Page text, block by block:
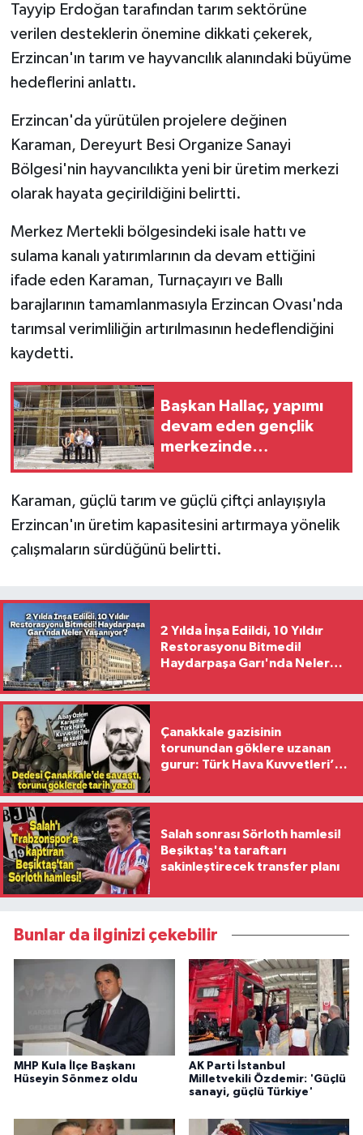
Tayyip Erdoğan tarafından tarım sektörüne
verilen desteklerin önemine dikkati çekerek,
Erzincan'ın tarım ve hayvancılık alanındaki büyüme
hedeflerini anlattı.
Erzincan'da yürütülen projelere değinen
Karaman, Dereyurt Besi Organize Sanayi
Bölgesi'nin hayvancılıkta yeni bir üretim merkezi
olarak hayata geçirildiğini belirtti.
Merkez Mertekli bölgesindeki isale hattı ve
sulama kanalı yatırımlarının da devam ettiğini
ifade eden Karaman, Turnaçayırı ve Ballı
barajlarının tamamlanmasıyla Erzincan Ovası'nda
tarımsal verimliliğin artırılmasının hedeflendiğini
kaydetti.
Başkan Hallaç, yapımı
devam eden gençlik
merkezinde
Karaman, güçlü tarım ve güçlü çiftçi anlayışıyla
Erzincan'ın üretim kapasitesini artırmaya yönelik
çalışmaların sürdüğünü belirtti.
2 Yılda İnşa Edildi, 10 Yıldır
Restorasyonu Bitmedi!
Haydarpaşa Garı'nda Neler
Çanakkale gazisinin
torunundan göklere uzanan
gurur: Türk Hava Kuvvetleri’nin
Salah sonrası Sörloth hamlesi!
Beşiktaş'ta taraftarı
sakinleştirecek transfer planı
Bunlar da ilginizi çekebilir
MHP Kula İlçe Başkanı
Hüseyin Sönmez oldu
AK Parti İstanbul
Milletvekili Özdemir: 'Güçlü
sanayi, güçlü Türkiye'